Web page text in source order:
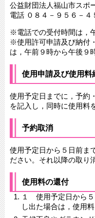
公益財団法人福山市ス
電話 ０８４－９５６－４
※電話での受付時間は，
※使用許可申請及び納付
は，午前９時から午後９
使用申請及び使用料
使用予定日までに，予約
を記入し，同時に使用料
予約取消
使用予定日から５日前ま
ださい。それ以降の取り
使用料の還付
１ 使用予定日から５
し出た場合は，使用